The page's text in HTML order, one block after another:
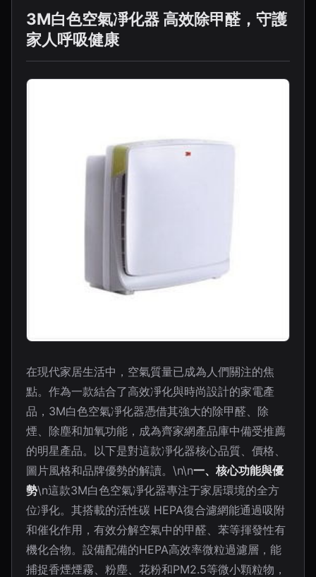
3M白色空氣凈化器 高效除甲醛，守護
家人呼吸健康
在現代家居生活中，空氣質量已成為人們關注的焦
點。作為一款結合了高效凈化與時尚設計的家電產
品，3M白色空氣凈化器憑借其強大的除甲醛、除
煙、除塵和加氧功能，成為齊家網產品庫中備受推薦
的明星產品。以下是對這款凈化器核心品質、價格、
圖片風格和品牌優勢的解讀。\n\n一、核心功能與優
勢\n這款3M白色空氣凈化器專注于家居環境的全方
位凈化。其搭載的活性碳 HEPA復合濾網能通過吸附
和催化作用，有效分解空氣中的甲醛、苯等揮發性有
機化合物。設備配備的HEPA高效率微粒過濾層，能
捕捉香煙煙霧、粉塵、花粉和PM2.5等微小顆粒物，